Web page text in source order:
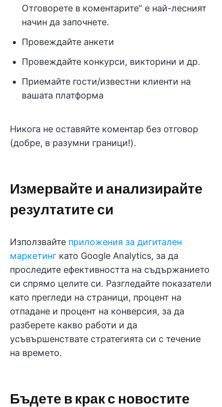
Отговорете в коментарите“ е най-лесният
начин да започнете.
Провеждайте анкети
Провеждайте конкурси, викторини и др.
Приемайте гости/известни клиенти на
вашата платформа
Никога не оставяйте коментар без отговор
(добре, в разумни граници!).
Измервайте и анализирайте
резултатите си
Използвайте приложения за дигитален
маркетинг като Google Analytics, за да
проследите ефективността на съдържанието
си спрямо целите си. Разгледайте показатели
като прегледи на страници, процент на
отпадане и процент на конверсия, за да
разберете какво работи и да
усъвършенствате стратегията си с течение
на времето.
Бъдете в крак с новостите